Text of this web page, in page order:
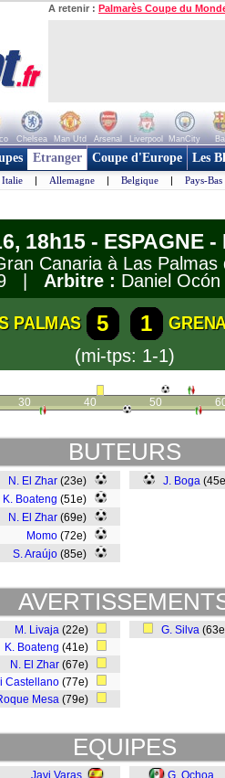
A retenir : Palmarès Coupe du
Chelsea Man Utd Arsenal Liverpool ManCity
Etranger Coupe d'Europe Les
Italie | Allemagne | Belgique | Pays-Bas
18h15 - ESPAGNE
Canaria à Las
| Arbitre : Daniel Ocón
PALMAS 5 1
(mi-tps: 1-1)
30 40 50
BUTEURS
N. El Zhar (23e)
K. Boateng (51e)
N. El Zhar (69e)
Momo (72e)
S. Araújo (85e)
J. Boga
M. Livaja (22e)
K. Boateng (41e)
N. El Zhar (67e)
Castellano (77e)
Mesa (79e)
G. Silva
EQUIPES
Javi Varas
G. Ochoa